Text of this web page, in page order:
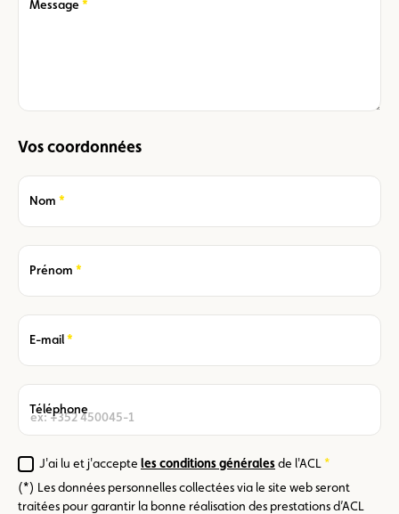
Message
Required
Vos coordonnées
Nom
Required
Prénom
Required
E-mail
Required
Téléphone
J'ai lu et j'accepte les conditions généralesde l'ACL
Required
(*) Les données personnelles collectées via le site web seront
traitées pour garantir la bonne réalisation des prestations d’ACL